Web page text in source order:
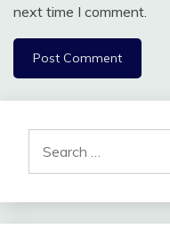
next time I comment.
for: